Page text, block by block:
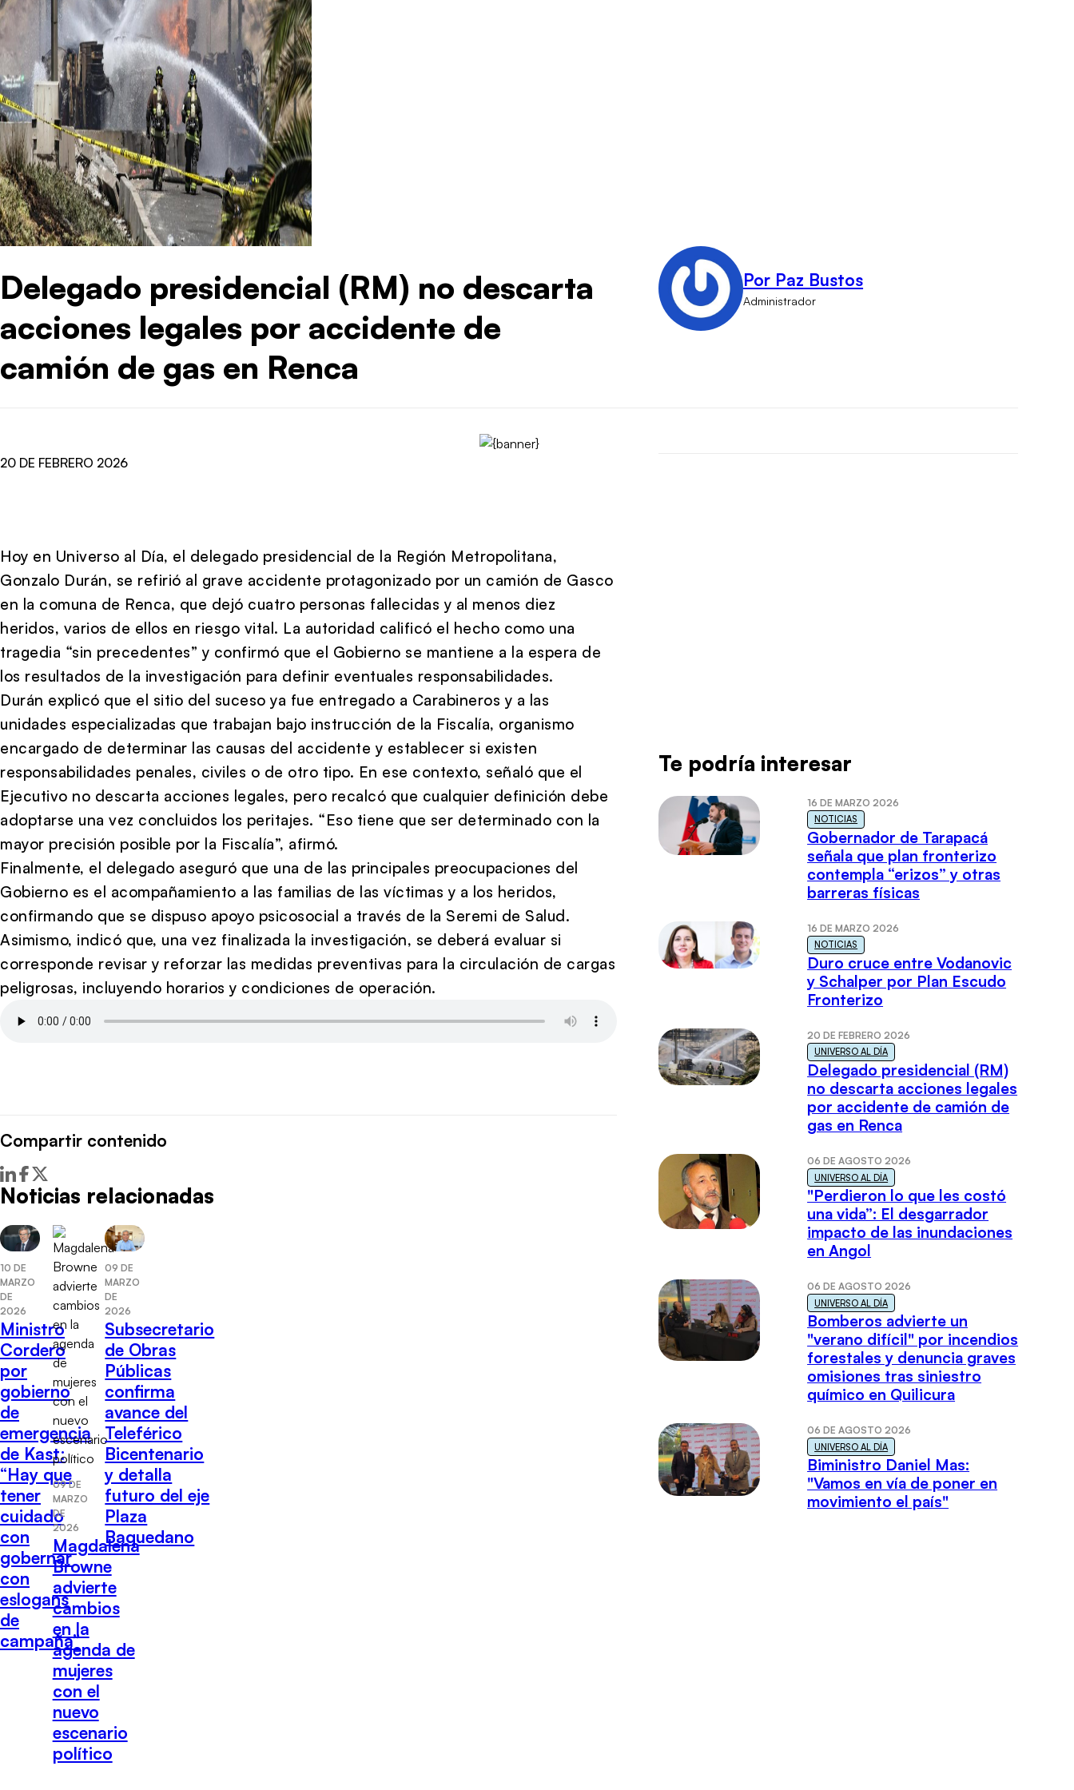
Delegado presidencial (RM) no descarta
acciones legales por accidente de
camión de gas en Renca
Por Paz Bustos
Administrador
20 DE FEBRERO 2026
Hoy en Universo al Día, el delegado presidencial de la Región Metropolitana,
Gonzalo Durán, se refirió al grave accidente protagonizado por un camión de Gasco
en la comuna de Renca, que dejó cuatro personas fallecidas y al menos diez
heridos, varios de ellos en riesgo vital. La autoridad calificó el hecho como una
tragedia “sin precedentes” y confirmó que el Gobierno se mantiene a la espera de
los resultados de la investigación para definir eventuales responsabilidades.
Durán explicó que el sitio del suceso ya fue entregado a Carabineros y a las
unidades especializadas que trabajan bajo instrucción de la Fiscalía, organismo
encargado de determinar las causas del accidente y establecer si existen
responsabilidades penales, civiles o de otro tipo. En ese contexto, señaló que el
Ejecutivo no descarta acciones legales, pero recalcó que cualquier definición debe
adoptarse una vez concluidos los peritajes. “Eso tiene que ser determinado con la
mayor precisión posible por la Fiscalía”, afirmó.
Finalmente, el delegado aseguró que una de las principales preocupaciones del
Gobierno es el acompañamiento a las familias de las víctimas y a los heridos,
confirmando que se dispuso apoyo psicosocial a través de la Seremi de Salud.
Asimismo, indicó que, una vez finalizada la investigación, se deberá evaluar si
corresponde revisar y reforzar las medidas preventivas para la circulación de cargas
peligrosas, incluyendo horarios y condiciones de operación.
Compartir contenido
Noticias relacionadas
10 DE
MARZO
DE
2026
Ministro
Cordero
por
gobierno
de
emergencia
de Kast:
“Hay que
tener
cuidado
con
gobernar
con
eslogans
de
campaña”
09 DE
MARZO
DE
2026
Magdalena
Browne
advierte
cambios
en la
agenda de
mujeres
con el
nuevo
escenario
político
09 DE
MARZO
DE
2026
Subsecretario
de Obras
Públicas
confirma
avance del
Teleférico
Bicentenario
y detalla
futuro del eje
Plaza
Baquedano
Te podría interesar
16 DE MARZO 2026
NOTICIAS
Gobernador de Tarapacá
señala que plan fronterizo
contempla “erizos” y otras
barreras físicas
16 DE MARZO 2026
NOTICIAS
Duro cruce entre Vodanovic
y Schalper por Plan Escudo
Fronterizo
20 DE FEBRERO 2026
UNIVERSO AL DÍA
Delegado presidencial (RM)
no descarta acciones legales
por accidente de camión de
gas en Renca
06 DE AGOSTO 2026
UNIVERSO AL DÍA
"Perdieron lo que les costó
una vida”: El desgarrador
impacto de las inundaciones
en Angol
06 DE AGOSTO 2026
UNIVERSO AL DÍA
Bomberos advierte un
"verano difícil" por incendios
forestales y denuncia graves
omisiones tras siniestro
químico en Quilicura
06 DE AGOSTO 2026
UNIVERSO AL DÍA
Biministro Daniel Mas:
"Vamos en vía de poner en
movimiento el país"